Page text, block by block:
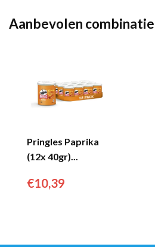
Aanbevolen combinatie
Pringles Paprika
(12x 40gr)...
€10,39